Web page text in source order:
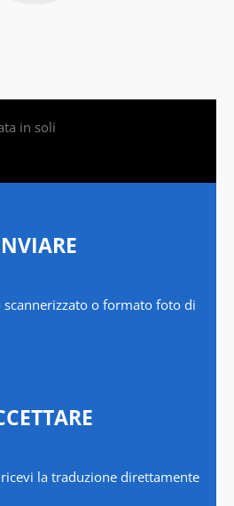
in soli
o formato foto di
la traduzione direttamente